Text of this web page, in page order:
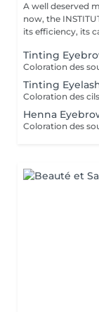
A well deserved
now, the
its efficiency, its
Tinting
Tinting
Coloration des
Henna